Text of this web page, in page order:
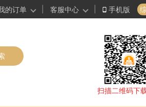
的订单 客服中心 手机版
扫描二维码下